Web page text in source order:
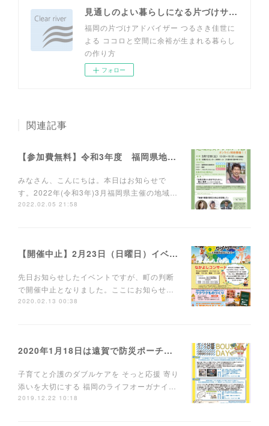
見通しのよい暮らしになる片づけサイト
福岡の片づけアドバイザー つるさき佳世に
よる ココロと空間に余裕が生まれる暮らし
の作り方
フォロー
関連記事
【参加費無料】令和3年度 福岡県地域防災シンポジウム
みなさん、こんにちは。本日はお知らせで
す。2022年(令和3年)3月福岡県主催の地域…
2022.02.05 21:58
【開催中止】2月23日（日曜日）イベントに出店します！
先日お知らせしたイベントですが、町の判断
で開催中止となりました。ここにお知らせ…
2020.02.13 00:38
2020年1月18日は遠賀で防災ポーチ講座！
子育てと介護のダブルケアを そっと応援 寄り
添いを大切にする 福岡のライフオーガナイ…
2019.12.22 10:18